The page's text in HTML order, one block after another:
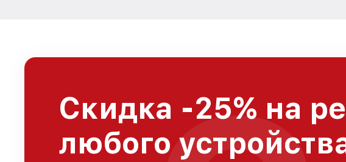
Скидка -25% на
любого